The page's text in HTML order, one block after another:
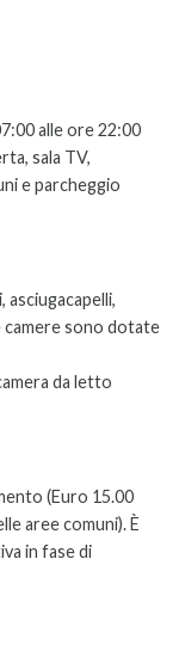
alle ore 22:00
sala TV,
e parcheggio
sono dotate
da letto
(Euro 15.00
aree comuni). È
in fase di